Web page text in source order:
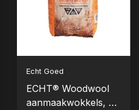
Echt Goed
ECHT® Woodwool
aanmaakwokkels, 32